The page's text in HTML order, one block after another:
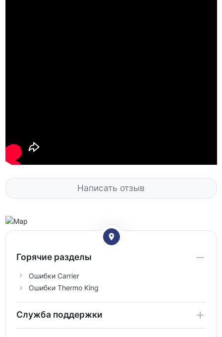
Написать отзыв
Горячие разделы
Ошибки Carrier
Ошибки Thermo King
Служба поддержки